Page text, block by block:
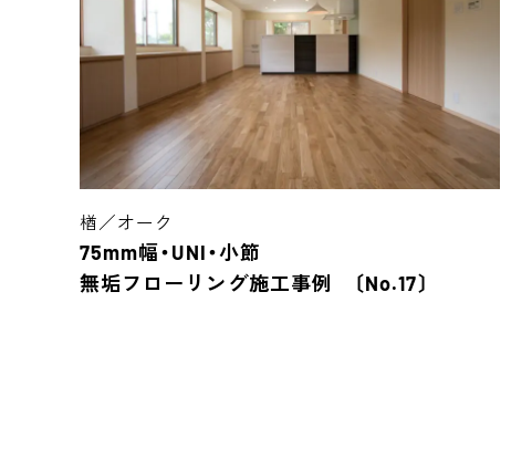
楢／オーク
75mm幅・UNI・小節
無垢フローリング施工事例 〔No.17〕